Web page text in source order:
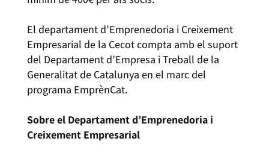
El departament d’Emprenedoria i Creixement
Empresarial de la Cecot compta amb el suport
del Departament d’Empresa i Treball de la
Generalitat de Catalunya en el marc del
programa EmprènCat.
Sobre el Departament d’Emprenedoria i
Creixement Empresarial